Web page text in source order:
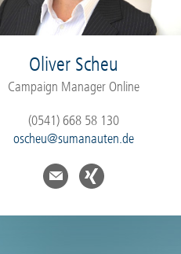
Oliver Scheu
Campaign Manager Online
(0541) 668 58 130
oscheu@sumanauten.de